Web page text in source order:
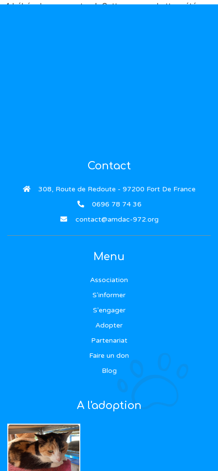
4 bébés dans un carton ! Cette pauvre chatte a été
Contact
308, Route de Redoute - 97200 Fort De France
0696 78 74 36
contact@amdac-972.org
Menu
Association
S'informer
S'engager
Adopter
Partenariat
Faire un don
Blog
A l'adoption